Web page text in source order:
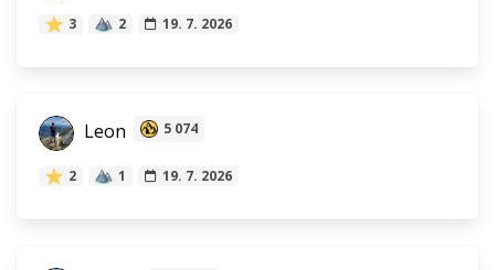
3 2 19. 7. 2026
Leon 5 074
2 1 19. 7. 2026